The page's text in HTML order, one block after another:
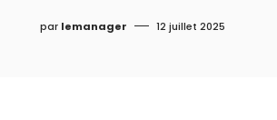
par lemanager 12 juillet 2025